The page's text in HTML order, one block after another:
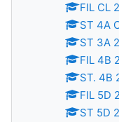
FIL CL
ST 4A
ST 3A
FIL 4B
ST. 4B
FIL 5D
ST 5D